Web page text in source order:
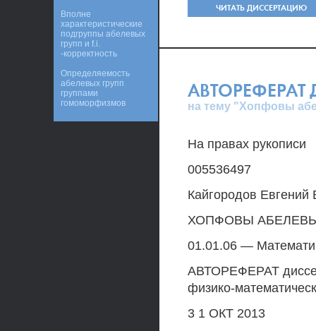
ЧИТАТЬ ДИССЕРТАЦИЮ
АВТОРЕФЕРАТ
на тему "Хопфовы
На правах рукописи
005536497
Кайгородов
ХОПФОВЫ
01.01.06 —
АВТОРЕФЕРАТ
физико-
3 1 ОКТ 2013
Вполне
характеристические
подгруппы абелевых
групп и f.i.
-корректность
Определяемость
абелевых групп
группами
гомоморфизмов